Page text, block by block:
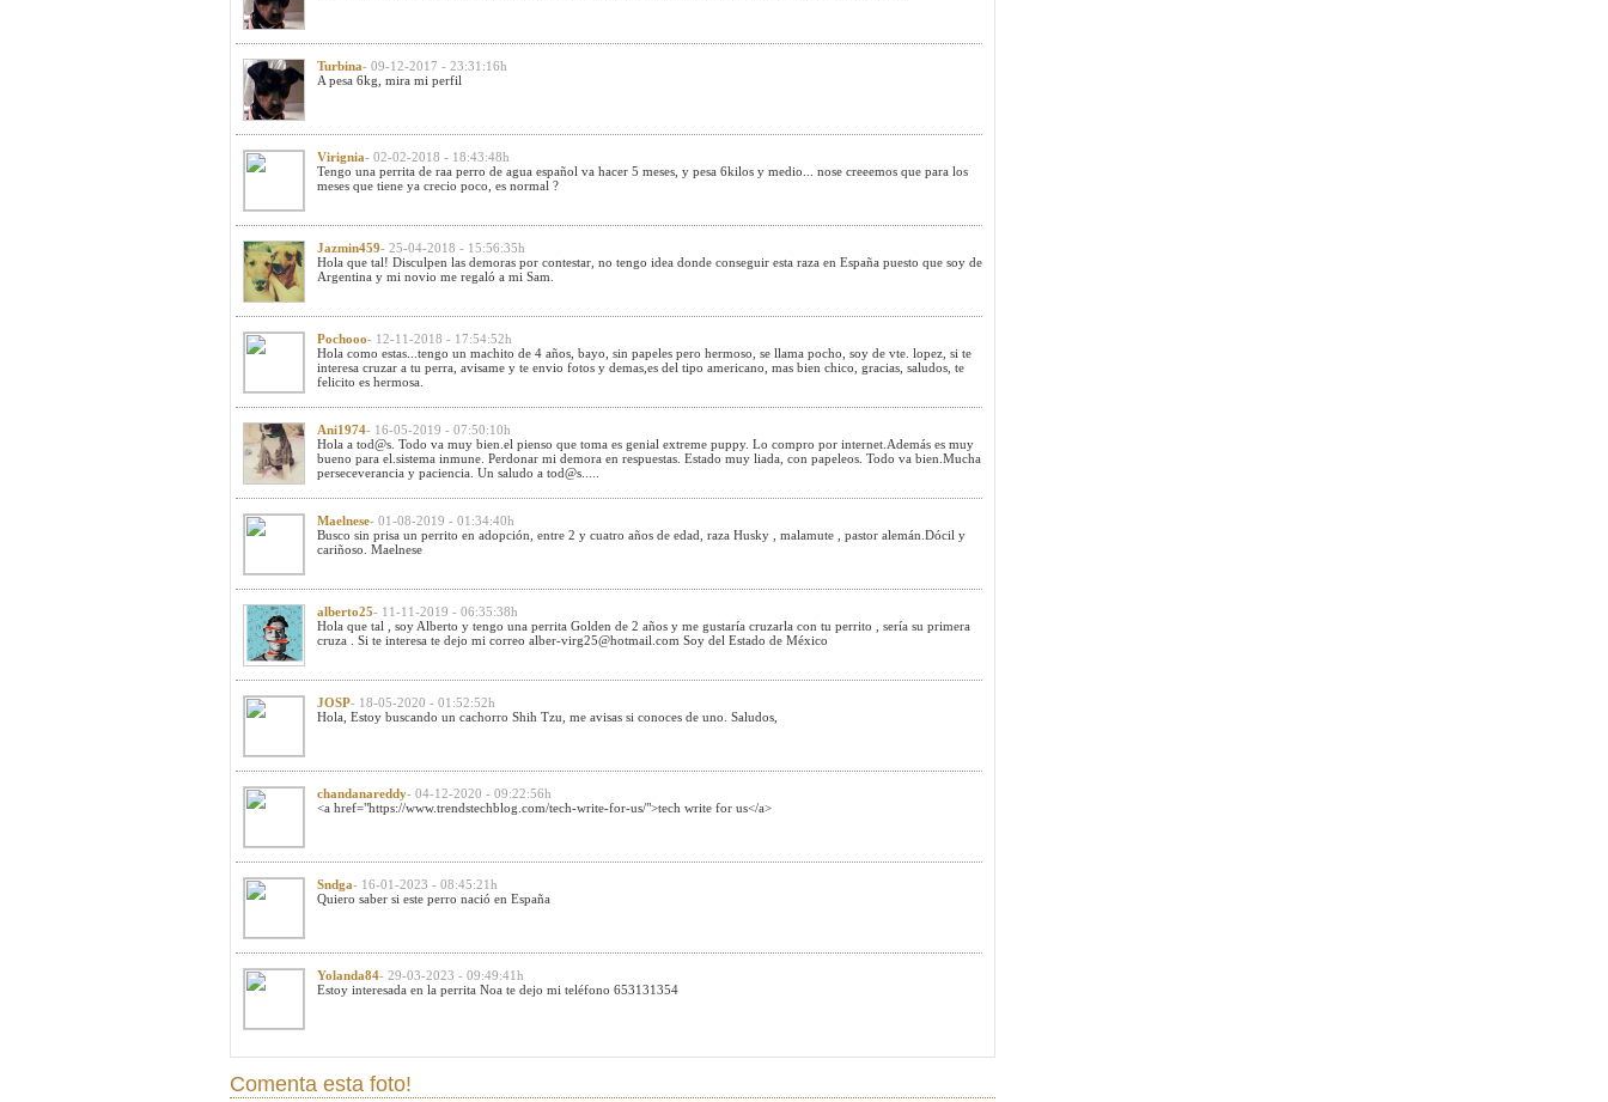
Turbina- 09-12-2017 - 23:31:16h
A pesa 6kg, mira mi perfil
Virignia- 02-02-2018 - 18:43:48h
Tengo una perrita de raa perro de agua español va hacer 5 meses, y pesa 6kilos y medio... nose creeemos que para los
meses que tiene ya crecio poco, es normal ?
Jazmin459- 25-04-2018 - 15:56:35h
Hola que tal! Disculpen las demoras por contestar, no tengo idea donde conseguir esta raza en España puesto que soy de
Argentina y mi novio me regaló a mi Sam.
Pochooo- 12-11-2018 - 17:54:52h
Hola como estas...tengo un machito de 4 años, bayo, sin papeles pero hermoso, se llama pocho, soy de vte. lopez, si te
interesa cruzar a tu perra, avisame y te envio fotos y demas,es del tipo americano, mas bien chico, gracias, saludos, te
felicito es hermosa.
Ani1974- 16-05-2019 - 07:50:10h
Hola a tod@s. Todo va muy bien.el pienso que toma es genial extreme puppy. Lo compro por internet.Además es muy
bueno para el.sistema inmune. Perdonar mi demora en respuestas. Estado muy liada, con papeleos. Todo va bien.Mucha
perseceverancia y paciencia. Un saludo a tod@s.....
Maelnese- 01-08-2019 - 01:34:40h
Busco sin prisa un perrito en adopción, entre 2 y cuatro años de edad, raza Husky , malamute , pastor alemán.Dócil y
cariñoso. Maelnese
alberto25- 11-11-2019 - 06:35:38h
Hola que tal , soy Alberto y tengo una perrita Golden de 2 años y me gustaría cruzarla con tu perrito , sería su primera
cruza . Si te interesa te dejo mi correo alber-virg25@hotmail.com Soy del Estado de México
JOSP- 18-05-2020 - 01:52:52h
Hola, Estoy buscando un cachorro Shih Tzu, me avisas si conoces de uno. Saludos,
chandanareddy- 04-12-2020 - 09:22:56h
<a href="https://www.trendstechblog.com/tech-write-for-us/">tech write for us</a>
Sndga- 16-01-2023 - 08:45:21h
Quiero saber si este perro nació en España
Yolanda84- 29-03-2023 - 09:49:41h
Estoy interesada en la perrita Noa te dejo mi teléfono 653131354
Comenta esta foto!